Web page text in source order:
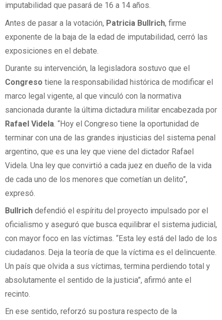
imputabilidad que pasará de 16 a 14 años.
Antes de pasar a la votación, Patricia Bullrich, firme
exponente de la baja de la edad de imputabilidad, cerró las
exposiciones en el debate.
Durante su intervención, la legisladora sostuvo que el
Congreso tiene la responsabilidad histórica de modificar el
marco legal vigente, al que vinculó con la normativa
sancionada durante la última dictadura militar encabezada por
Rafael Videla. “Hoy el Congreso tiene la oportunidad de
terminar con una de las grandes injusticias del sistema penal
argentino, que es una ley que viene del dictador Rafael
Videla. Una ley que convirtió a cada juez en dueño de la vida
de cada uno de los menores que cometían un delito”,
expresó.
Bullrich defendió el espíritu del proyecto impulsado por el
oficialismo y aseguró que busca equilibrar el sistema judicial,
con mayor foco en las víctimas. “Esta ley está del lado de los
ciudadanos. Deja la teoría de que la víctima es el delincuente.
Un país que olvida a sus víctimas, termina perdiendo total y
absolutamente el sentido de la justicia”, afirmó ante el
recinto.
En ese sentido, reforzó su postura respecto de la